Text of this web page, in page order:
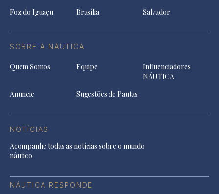
Foz do Iguaçu
Brasília Salvador
SOBRE A NÁUTICA
Quem Somos Equipe
Influenciadores
NÁUTICA
Anuncie
Sugestões de Pautas
NOTÍCIAS
Acompanhe todas as notícias sobre o mundo
náutico
NÁUTICA RESPONDE